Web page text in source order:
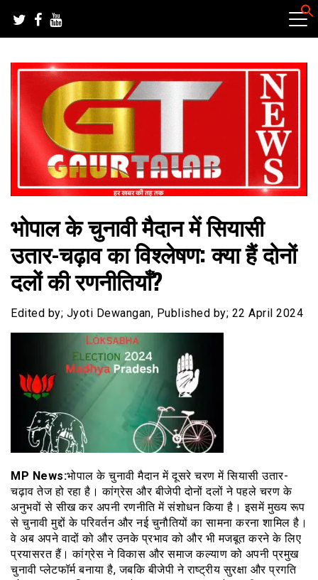
content
गौरतलब न्यूज
भोपाल के चुनावी मैदान में सियासी
उतार-चढ़ाव का विश्लेषण: क्या हैं दोनों
दलों की रणनीतियाँ?
Edited by; Jyoti Dewangan, Published by; 22 April 2024
MP News:भोपाल के चुनावी मैदान में दूसरे चरण में सियासी उतार-
चढ़ाव तेज हो रहा है। कांग्रेस और बीजेपी दोनों दलों ने पहले चरण के
अनुभवों से सीख कर अपनी रणनीति में संशोधन किया है। इसमें मुख्य रूप
से चुनावी मुद्दों के परिवर्तन और नई चुनौतियों का सामना करना शामिल है।
वे अब अपने वादों को और उनके प्रभाव को और भी मजबूत करने के लिए
प्रयासरत हैं। कांग्रेस ने विकास और समाज कल्याण को अपनी प्रमुख
चुनावी प्लेटफॉर्म बनाया है, जबकि बीजेपी ने राष्ट्रीय सुरक्षा और प्रगति